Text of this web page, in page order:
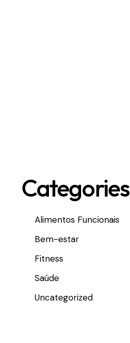
Categories
Alimentos Funcionais
Bem-estar
Fitness
Saúde
Uncategorized